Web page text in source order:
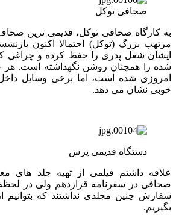
صحافی توکل
به کارگاه صحافی توکل، قدیمی ترین
مرتهب بزرگ (توکل) احتمالا اکنون
ایشان شغل پدری را حفظ کرده و
شده را همچنان روشن نگهداشته است. هر
امروزی شده است، اما برخی وسایل داخل
خوبی نشان می دهد.
دستگاه قدیمی پرس
علاقه داشتم فیلمی از تهیه جلد های
صحافی در سفرنامه قراردهم ولی در
سفارش چنین مجلدی نداشتند که بتوانیم
بگیریم.